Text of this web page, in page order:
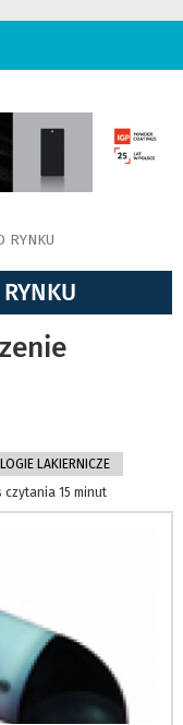
RYNKU
LAKIERNICZE
15 minut